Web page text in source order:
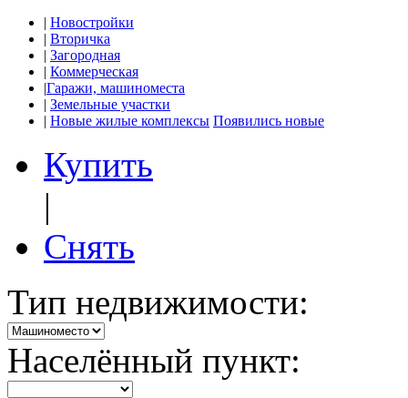
| Новостройки
| Вторичка
| Загородная
| Коммерческая
|Гаражи, машиноместа
| Земельные участки
| Новые жилые комплексы Появились новые
Купить
|
Снять
Тип недвижимости:
Населённый пункт: